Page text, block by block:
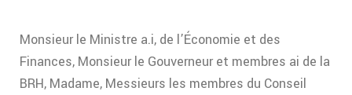
Monsieur le Ministre a.i, de l’Économie et des
Finances, Monsieur le Gouverneur et membres ai de la
BRH, Madame, Messieurs les membres du Conseil